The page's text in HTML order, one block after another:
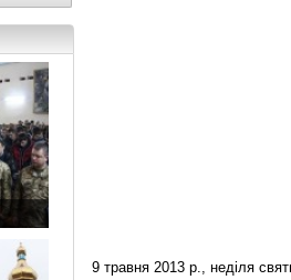
9 травня 2013 р., неділя